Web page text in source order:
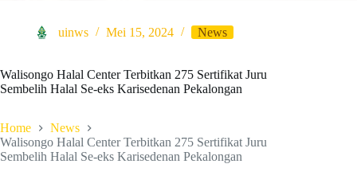
uinws Mei 15, 2024 News
Walisongo Halal Center Terbitkan 275 Sertifikat Juru
Sembelih Halal Se-eks Karisedenan Pekalongan
Home
News
Walisongo Halal Center Terbitkan 275 Sertifikat Juru
Sembelih Halal Se-eks Karisedenan Pekalongan